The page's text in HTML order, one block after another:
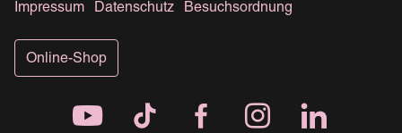
Impressum Datenschutz Besuchsordnung
Online-Shop